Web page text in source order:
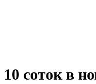
10 соток в